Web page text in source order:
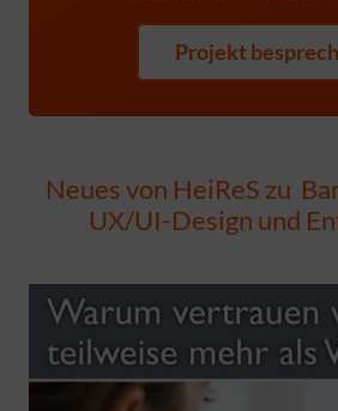
Projekt
Neues von HeiReS zu
UX/UI-Design und